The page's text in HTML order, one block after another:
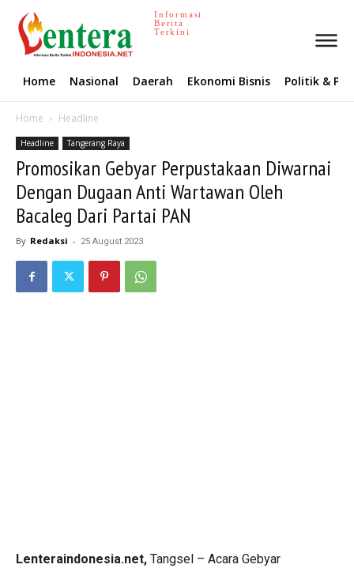
Informasi
Berita
Terkini
Home Nasional Daerah Ekonomi Bisnis Politik &
Home Headline
Headline Tangerang Raya
Promosikan Gebyar Perpustakaan Diwarnai
Dengan Dugaan Anti Wartawan Oleh
Bacaleg Dari Partai PAN
By Redaksi - 25 August 2023
Lenteraindonesia.net, Tangsel – Acara Gebyar